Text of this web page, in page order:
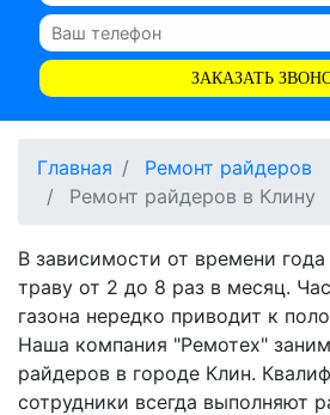
ЗАКАЗАТЬ
Главная
Ремонт райдеров
Ремонт райдеров в Клину
В зависимости от времени года
траву от 2 до 8 раз в месяц.
газона нередко приводит к
Наша компания "Ремотех"
райдеров в городе Клин.
сотрудники всегда выполняют